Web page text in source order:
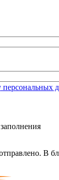
персональных
В